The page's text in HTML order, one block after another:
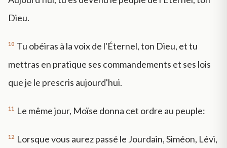
Dieu.
10 Tu obéiras à la voix de l'Éternel, ton Dieu, et tu
mettras en pratique ses commandements et ses lois
que je le prescris aujourd'hui.
11 Le même jour, Moïse donna cet ordre au peuple:
12 Lorsque vous aurez passé le Jourdain, Siméon, Lévi,